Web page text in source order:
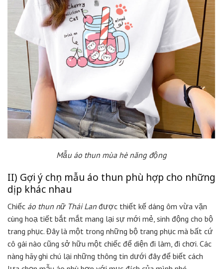
Mẫu áo thun mùa hè năng động
II) Gợi ý chọn mẫu áo thun phù hợp cho những
dịp khác nhau
Chiếc áo thun nữ Thái Lan được thiết kế dáng ôm vừa vặn
cùng hoạ tiết bắt mắt mang lại sự mới mẻ, sinh động cho bộ
trang phục. Đây là một trong những bộ trang phục mà bất cứ
cô gái nào cũng sở hữu một chiếc để diện đi làm, đi chơi. Các
nàng hãy ghi chú lại những thông tin dưới đây để biết cách